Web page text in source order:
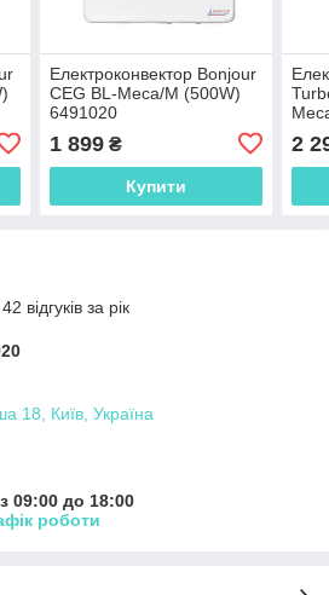
Електроконвектор Bonjour
CEG BL-Meca/M (500W)
6491020
1 899₴
Купити
2
відгуків за рік
18, Київ, Україна
09:00 до 18:00
роботи